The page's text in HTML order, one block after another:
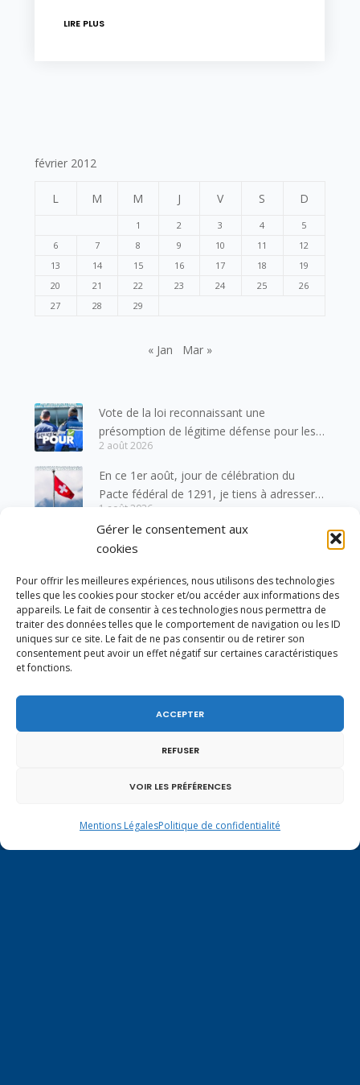
Gérer le consentement aux
cookies
Pour offrir les meilleures expériences, nous utilisons des technologies
telles que les cookies pour stocker et/ou accéder aux informations des
appareils. Le fait de consentir à ces technologies nous permettra de
traiter des données telles que le comportement de navigation ou les ID
uniques sur ce site. Le fait de ne pas consentir ou de retirer son
consentement peut avoir un effet négatif sur certaines caractéristiques
et fonctions.
ACCEPTER
REFUSER
VOIR LES PRÉFÉRENCES
Mentions LégalesPolitique de confidentialité
LIRE PLUS
février 2012
L M M J V S D
1 2 3 4
5
6
7 8 9 10 11
12
13
14 15 16 17 18
19
20
21 22 23 24 25
26
27
28 29
« Jan Mar »
Vote de la loi reconnaissant une
présomption de légitime défense pour les
forces de l’ordre
2 août 2026
En ce 1er août, jour de célébration du
Pacte fédéral de 1291, je tiens à adresser
amis suisses, et plus particulièrement aux
habitants du bassin genevois et de l’arc
entretient des liens étroits et quotidiens.
1 août 2026
Un dimanche soir pas comme les autres à
Vulbens.
Ouverture de la Parapharmacie Le Chardon
Bleu à Vulbens !
31 juillet 2026
J’ai voté en faveur de la proposition
31 juillet 2026